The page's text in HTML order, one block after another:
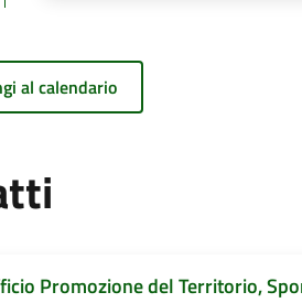
al calendario
Promozione del Territorio,